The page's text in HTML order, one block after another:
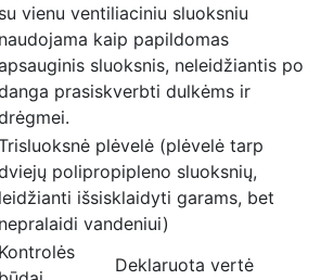
su vienu ventiliaciniu sluoksniu
naudojama kaip papildomas
sluoksnis, neleidžiantis po
prasiskverbti dulkėms ir
plėvelė (plėvelė tarp
polipropipleno sluoksnių,
leidžianti išsisklaidyti garams, bet
nepralaidi vandeniui)
Kontrolės
Deklaruota vertė